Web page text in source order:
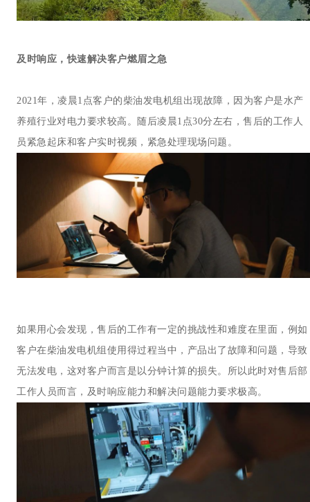
及时响应，快速解决客户燃眉之急
2021年，凌晨1点客户的柴油发电机组出现故障，因为客户是水产
养殖行业对电力要求较高。随后凌晨1点30分左右，售后的工作人
员紧急起床和客户实时视频，紧急处理现场问题。
如果用心会发现，售后的工作有一定的挑战性和难度在里面，例如
客户在柴油发电机组使用得过程当中，产品出了故障和问题，导致
无法发电，这对客户而言是以分钟计算的损失。所以此时对售后部
工作人员而言，及时响应能力和解决问题能力要求极高。